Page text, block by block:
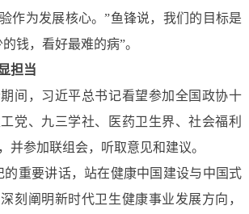
作为发展核心。”鱼锋说，我们的目标是
钱，看好最难的病”。
担当
，习近平总书记看望参加全国政协十
党、九三学社、医药卫生界、社会福利
并参加联组会，听取意见和建议。
重要讲话，站在健康中国建设与中国式
刻阐明新时代卫生健康事业发展方向，